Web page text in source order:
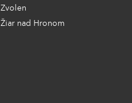
Zvolen
Žiar nad Hronom